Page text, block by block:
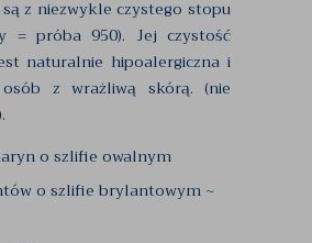
z niezwykle czystego stopu
= próba 950). Jej czystość
naturalnie hipoalergiczna i
z wrażliwą skórą. (nie
o szlifie owalnym
o szlifie brylantowym ~